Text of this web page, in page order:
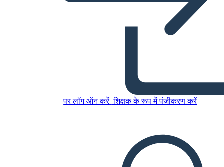
पर लॉग ऑन करें शिक्षक के रूप में पंजीकरण करें
इस स्टोरीबोर्ड को कॉपी करें
स्टोरीबोर्ड बनाएं
मुझे पढ़कर सुनाओ